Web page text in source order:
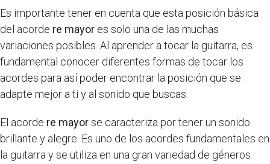
Es importante tener en cuenta que esta posición básica
del acorde re mayor es solo una de las muchas
variaciones posibles. Al aprender a tocar la guitarra, es
fundamental conocer diferentes formas de tocar los
acordes para así poder encontrar la posición que se
adapte mejor a ti y al sonido que buscas.
El acorde re mayorse caracteriza por tener un sonido
brillante y alegre. Es uno de los acordes fundamentales en
la guitarra y se utiliza en una gran variedad de géneros